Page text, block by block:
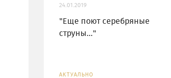
24.01.2019
"Еще поют серебряные
струны..."
АКТУАЛЬНО